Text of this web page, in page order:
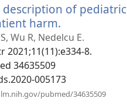
description of
harm.
nyt
vindue)
Wu R, Nedelcu E.
2021;11(11):e334-8.
34635509
005173
pubmed/34635509